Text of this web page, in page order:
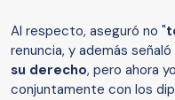
Al respecto, aseguró no "
renuncia, y además
su derecho, pero ahora
conjuntamente con los